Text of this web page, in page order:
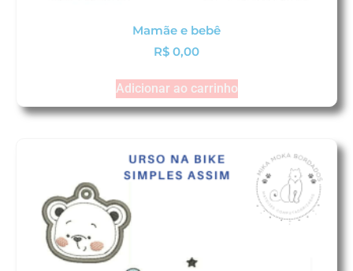
Mamãe e bebê
R$ 0,00
Adicionar ao carrinho